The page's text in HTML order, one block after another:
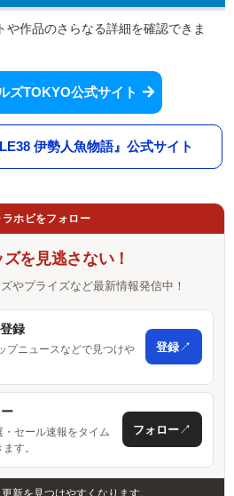
作品のさらなる詳細を確認できま
ズTOKYO公式サイト
伊勢人魚物語』公式サイト
ラホビをフォロー
を見逃さない！
やプライズなど最新情報発信中！
録
プニュースなどで見つけや
登録↗
セール速報をタイム
す。
フォロー↗
新を見つけやすくなります。